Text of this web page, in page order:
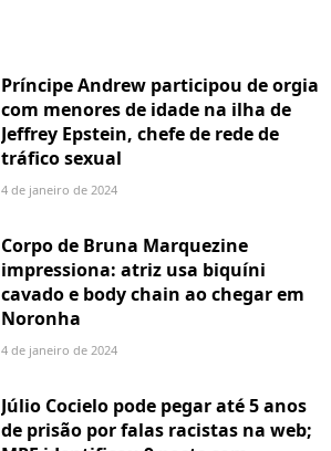
Príncipe Andrew participou de orgia
com menores de idade na ilha de
Jeffrey Epstein, chefe de rede de
tráfico sexual
4 de janeiro de 2024
Corpo de Bruna Marquezine
impressiona: atriz usa biquíni
cavado e body chain ao chegar em
Noronha
4 de janeiro de 2024
Júlio Cocielo pode pegar até 5 anos
de prisão por falas racistas na web;